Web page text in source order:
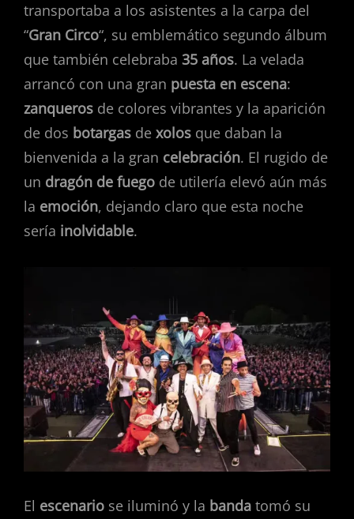
transportaba a los asistentes a la carpa del
“Gran Circo“, su emblemático segundo álbum
que también celebraba 35 años. La velada
arrancó con una gran puesta en escena:
zanqueros de colores vibrantes y la aparición
de dos botargas de xolos que daban la
bienvenida a la gran celebración. El rugido de
un dragón de fuego de utilería elevó aún más
la emoción, dejando claro que esta noche
sería inolvidable.
El escenario se iluminó y la banda tomó su